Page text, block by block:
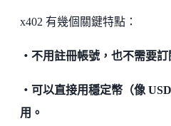
x402 有幾個關鍵特點：
・不用註冊帳號，也不需要
・可以直接用穩定幣（像
用。